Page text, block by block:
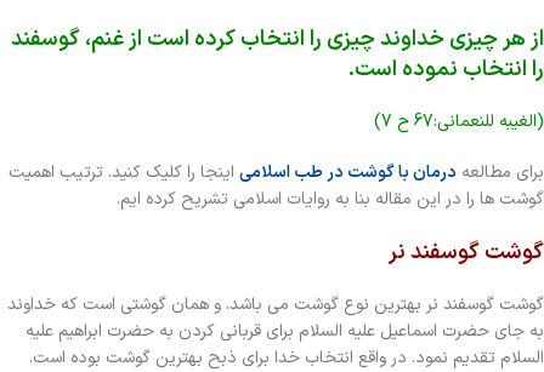
از هر چیزی خداوند چیزی را انتخاب کرده است از غنم، گوسفند
را انتخاب نموده است.
(الغیبه للنعمانی:67 ح 7)
برای مطالعه درمان با گوشت در طب اسلامی اینجا را کلیک کنید. ترتیب اهمیت
گوشت ها را در این مقاله بنا به روایات اسلامی تشریح کرده ایم.
گوشت گوسفند نر
گوشت گوسفند نر بهترین نوع گوشت می باشد. و همان گوشتی است که خداوند
به جای حضرت اسماعیل علیه السلام برای قربانی کردن به حضرت ابراهیم علیه
السلام تقدیم نمود. در واقع انتخاب خدا برای ذبح بهترین گوشت بوده است.